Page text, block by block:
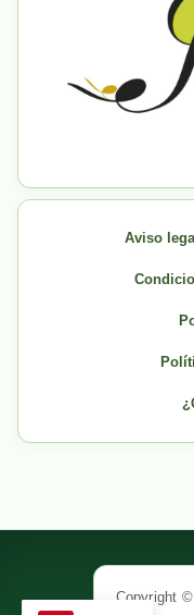
Aviso
Copyright ©